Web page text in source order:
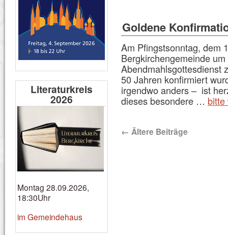
Goldene
Am Pfingstsonntag, dem
Bergkirchengemeinde
Abendmahlsgottesdienst
50 Jahren konfirmiert
irgendwo anders – ist
dieses besondere … bitte
← Ältere Beiträge
Literaturkreis
2026
Montag 28.09.2026,
18:30Uhr
im Gemeindehaus